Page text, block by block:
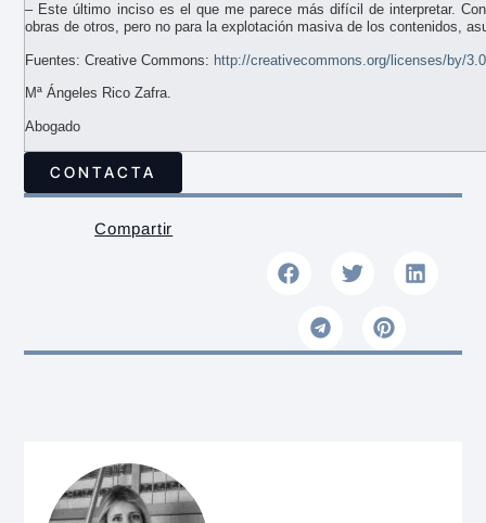
– Este último inciso es el que me parece más difícil de interpretar.
obras de otros, pero no para la explotación masiva de los contenidos,
Fuentes: Creative Commons: http://creativecommons.org/licenses/by/
Mª Ángeles Rico Zafra.
Abogado
CONTACTA
Compartir